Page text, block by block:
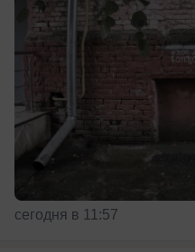
сегодня в 11:57